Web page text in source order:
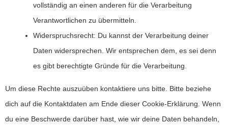
vollständig an einen anderen für die Verarbeitung
Verantwortlichen zu übermitteln.
Widerspruchsrecht: Du kannst der Verarbeitung deiner
Daten widersprechen. Wir entsprechen dem, es sei denn
es gibt berechtigte Gründe für die Verarbeitung.
Um diese Rechte auszuüben kontaktiere uns bitte. Bitte beziehe
dich auf die Kontaktdaten am Ende dieser Cookie-Erklärung. Wenn
du eine Beschwerde darüber hast, wie wir deine Daten behandeln,